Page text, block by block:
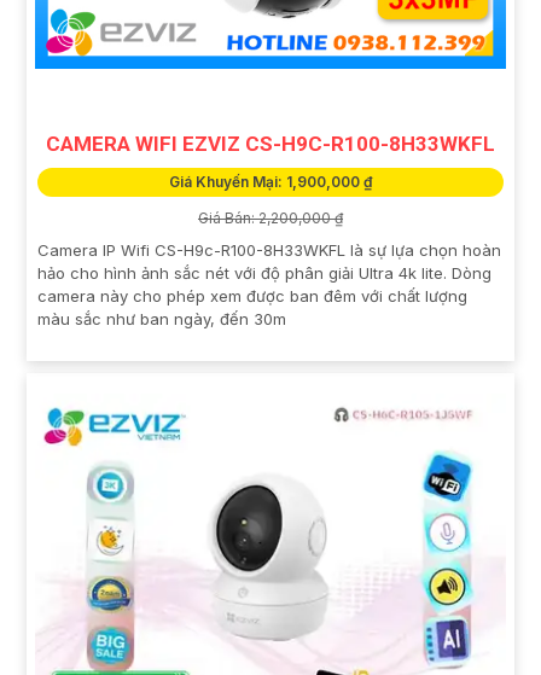
CAMERA WIFI EZVIZ CS-H9C-R100-8H33WKFL
Giá Khuyến Mại: 1,900,000 ₫
Giá Bán: 2,200,000 ₫
Camera IP Wifi CS-H9c-R100-8H33WKFL là sự lựa chọn hoàn
hảo cho hình ảnh sắc nét với độ phân giải Ultra 4k lite. Dòng
camera này cho phép xem được ban đêm với chất lượng
màu sắc như ban ngày, đến 30m